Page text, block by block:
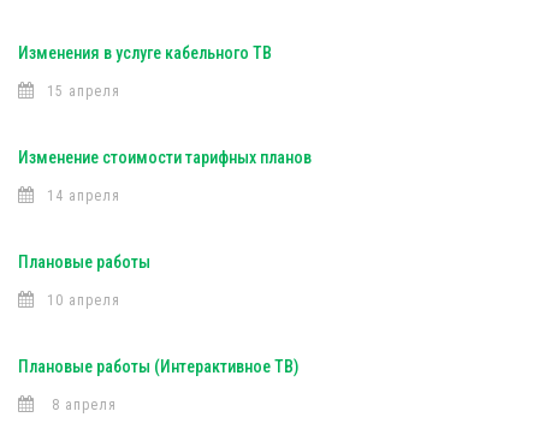
Изменения в услуге кабельного ТВ
15 апреля
Изменение стоимости тарифных планов
14 апреля
Плановые работы
10 апреля
Плановые работы (Интерактивное ТВ)
8 апреля